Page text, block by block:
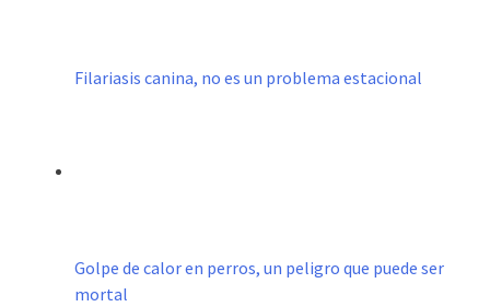
Filariasis canina, no es un problema estacional
Golpe de calor en perros, un peligro que puede ser
mortal